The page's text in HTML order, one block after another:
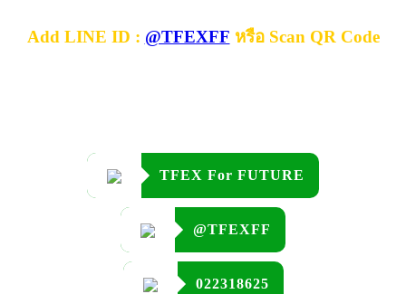
Add LINE ID : @TFEXFF หรือ Scan QR Code
TFEX For FUTURE
@TFEXFF
022318625